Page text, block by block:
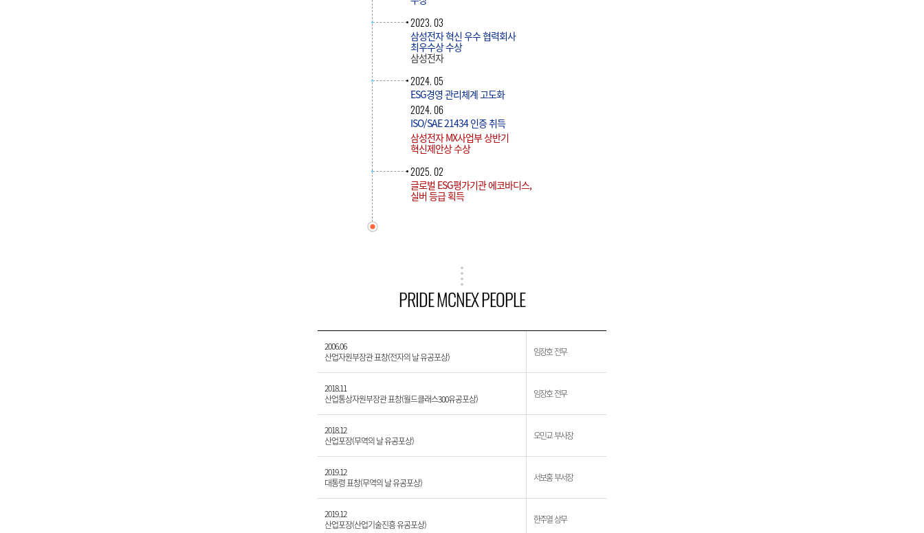
2023. 03
삼성전자 혁신 우수 협력회사
최우수상 수상
삼성전자
2024. 05
ESG경영 관리체계 고도화
2024. 06
ISO/SAE 21434 인증 취득
삼성전자 MX사업부 상반기
혁신제안상 수상
2025. 02
글로벌 ESG평가기관 에코바디스,
실버 등급 획득
PRIDE MCNEX PEOPLE
2006.06
산업자원부장관 표창(전자의 날 유공포상)
임장호 전무
2018.11
산업통상자원부장관 표창(월드클래스300유공포상)
임장호 전무
2018.12
산업포장(무역의 날 유공포상)
오민교 부사장
2019.12
대통령 표창(무역의 날 유공포상)
서보홍 부서장
2019.12
산업포장(산업기술진흥 유공포상)
한주열 상무